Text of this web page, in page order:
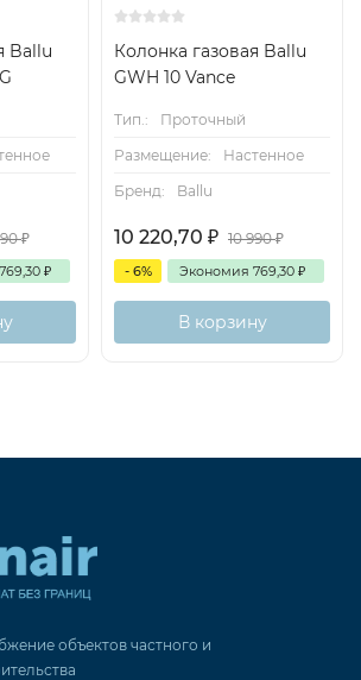
Ballu
₽
769,30 ₽
Колонка газовая Ballu
GWH 10 Vance
Тип.:
Проточный
Размещение:
Настенное
Бренд:
Ballu
10 220,70 ₽ 10 990₽
- 6% Экономия 769,30 ₽
В корзину
объектов частного и